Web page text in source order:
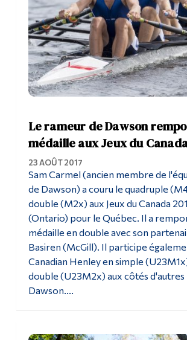
Le rameur de Dawson
médaille aux Jeux du
23 AOÛT 2017
Sam Carmel (ancien membre de
de Dawson) a couru le quadruple
double (M2x) aux Jeux du Canada
(Ontario) pour le Québec. Il a
médaille en double avec son
Basiren (McGill). Il participe
Canadian Henley en simple
double (U23M2x) aux côtés d'autres
Dawson....